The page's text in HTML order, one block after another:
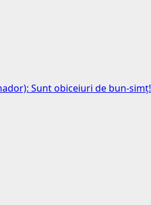
Sunt obiceiuri de bun-simț!